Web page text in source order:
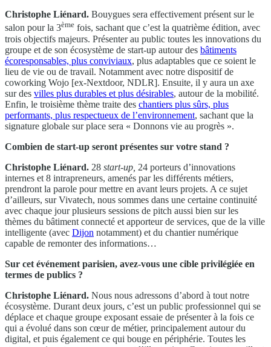
Christophe Liénard. Bouygues sera effectivement présent sur le
salon pour la 3ème fois, sachant que c’est la quatrième édition, avec
trois objectifs majeurs. Présenter au public toutes les innovations du
groupe et de son écosystème de start-up autour des bâtiments
écoresponsables, plus conviviaux, plus adaptables que ce soient le
lieu de vie ou de travail. Notamment avec notre dispositif de
coworking Wojo [ex-Nextdoor, NDLR]. Ensuite, il y aura un axe
sur des villes plus durables et plus désirables, autour de la mobilité.
Enfin, le troisième thème traite des chantiers plus sûrs, plus
performants, plus respectueux de l’environnement, sachant que la
signature globale sur place sera « Donnons vie au progrès ».
Combien de start-up seront présentes sur votre stand ?
Christophe Liénard. 28 start-up 24 porteurs d’innovations
internes et 8 intrapreneurs, amenés par les différents métiers,
prendront la parole pour mettre en avant leurs projets. A ce sujet
d’ailleurs, sur Vivatech, nous sommes dans une certaine continuité
avec chaque jour plusieurs sessions de pitch aussi bien sur les
thèmes du bâtiment connecté et apporteur de services, que de la ville
intelligente (avec Dijon notamment) et du chantier numérique
capable de remonter des informations…
Sur cet événement parisien, avez-vous une cible privilégiée en
termes de publics ?
Christophe Liénard. Nous nous adressons d’abord à tout notre
écosystème. Durant deux jours, c’est un public professionnel qui se
déplace et chaque groupe exposant essaie de présenter à la fois ce
qui a évolué dans son cœur de métier, principalement autour du
digital, et puis également ce qui bouge en périphérie. Toutes les